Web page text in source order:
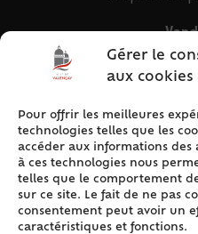
Gérer le
aux cookies
Pour offrir les meilleures
technologies telles que les
accéder aux informations des
à ces technologies nous
telles que le comportement
sur ce site. Le fait de ne pas
consentement peut avoir un
caractéristiques et fonctions.
9h – 12h &
Plan